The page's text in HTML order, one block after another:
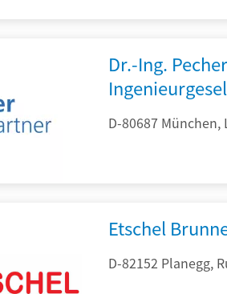
Dr.-Ing.
D-80687 München,
Etschel
D-82152 Planegg,